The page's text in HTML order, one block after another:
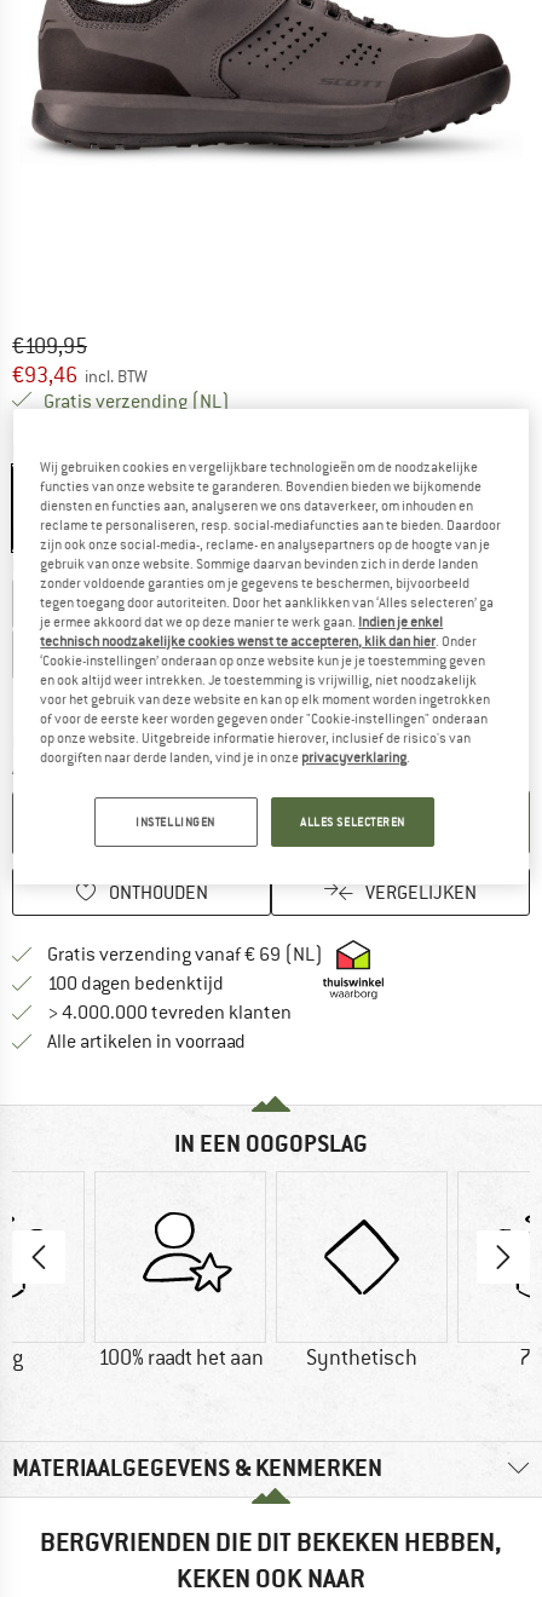
Oorspronkelijke prijs :
€109,95
Prijs:
€93,46 incl. BTW
Gratis verzending (NL)
-15% -15%
Kies een maat:
EU40 EU41 EU42 EU43 EU44
EU45 EU46 EU47 EU48
Maattabel
Levertijd: 3-5 werkdagenDe link wordt geopend in een infovak en bevat
Aantal:
IN DE WINKELMAND
ONTHOUDEN VERGELIJKEN
Gratis verzending vanaf € 69 (NL) Vind hier de
100 dagen bedenktijd Vind de betalingsinformatie hier!
> 4.000.000 tevreden klanten
Alle artikelen in voorraad
IN EEN OOGOPSLAG
g 100% raadt het aan Synthetisch
MATERIAALGEGEVENS & KENMERKEN
BERGVRIENDEN DIE DIT BEKEKEN HEBBEN,
KEKEN OOK NAAR
Wij gebruiken cookies en vergelijkbare technologieën om de noodzakelijke
functies van onze website te garanderen. Bovendien bieden we bijkomende
diensten en functies aan, analyseren we ons dataverkeer, om inhouden en
reclame te personaliseren, resp. social-mediafuncties aan te bieden. Daardoor
zijn ook onze social-media-, reclame- en analysepartners op de hoogte van je
gebruik van onze website. Sommige daarvan bevinden zich in derde landen
zonder voldoende garanties om je gegevens te beschermen, bijvoorbeeld
tegen toegang door autoriteiten. Door het aanklikken van ‘Alles selecteren’ ga
je ermee akkoord dat we op deze manier te werk gaan. Indien je enkel
technisch noodzakelijke cookies wenst te accepteren, klik dan hier. Onder
‘Cookie-instellingen’ onderaan op onze website kun je je toestemming geven
en ook altijd weer intrekken. Je toestemming is vrijwillig, niet noodzakelijk
voor het gebruik van deze website en kan op elk moment worden ingetrokken
of voor de eerste keer worden gegeven onder "Cookie-instellingen" onderaan
op onze website. Uitgebreide informatie hierover, inclusief de risico's van
doorgiften naar derde landen, vind je in onze privacyverklaring.
INSTELLINGEN ALLES SELECTEREN